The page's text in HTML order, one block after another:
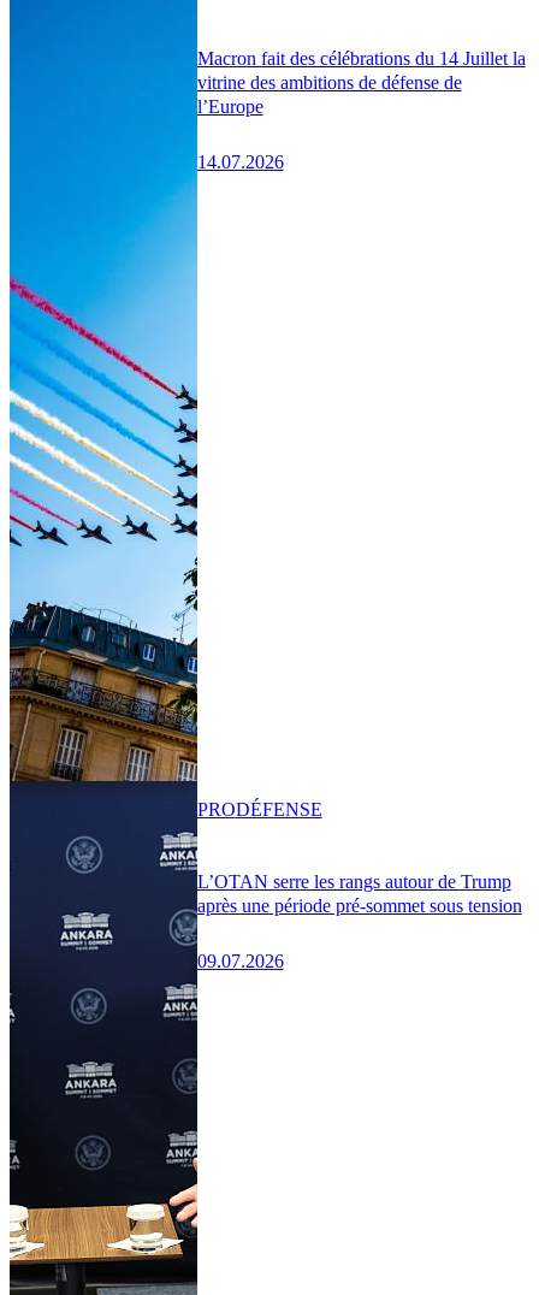
Macron fait des célébrations du 14 Juillet la
vitrine des ambitions de défense de
l’Europe
14.07.2026
L’OTAN serre les rangs autour de Trump
après une période pré-sommet sous tension
09.07.2026
PRODÉFENSE